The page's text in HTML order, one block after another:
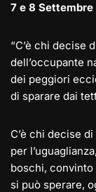
7 e 8 Settembre
“C’è chi decise
dell’occupante
dei peggiori
di sparare dai
C’è chi decise
per
boschi,
si può sperare,